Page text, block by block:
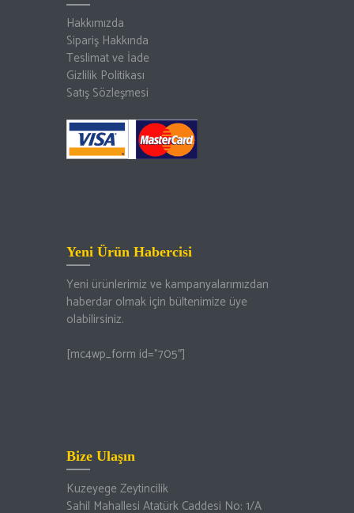
Hakkımızda
Sipariş Hakkında
Teslimat ve İade
Gizlilik Politikası
Satış Sözleşmesi
Yeni Ürün Habercisi
Yeni ürünlerimiz ve kampanyalarımızdan
haberdar olmak için bültenimize üye
olabilirsiniz.
[mc4wp_form id=”705″]
Bize Ulaşın
Kuzeyege Zeytincilik
Sahil Mahallesi Atatürk Caddesi No: 1/A